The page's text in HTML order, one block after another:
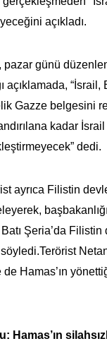
açıkladı.
pazar günü
açıklamada, “İsrail,
Gazze belgesini
kadar
dedi.
ayrıca Filistin
Şeria’da
Hamas’ın
Hamas’ın